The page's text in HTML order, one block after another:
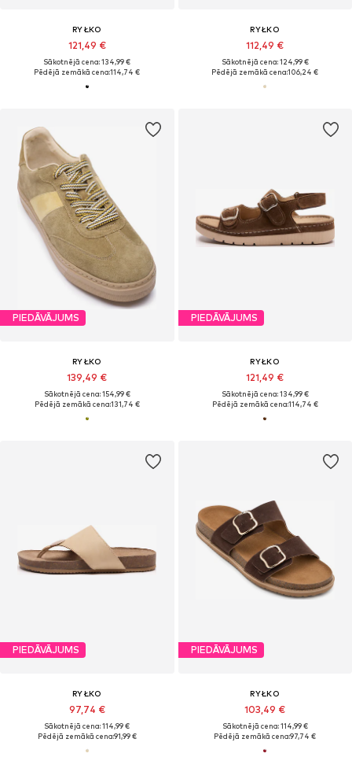
RYŁKO
121,49 €
Sākotnējā cena: 134,99 €
Pēdējā zemākā cena:114,74 €
RYŁKO
112,49 €
Sākotnējā cena: 124,99 €
Pēdējā zemākā cena:106,24 €
PIEDĀVĀJUMS
RYŁKO
139,49 €
Sākotnējā cena: 154,99 €
Pēdējā zemākā cena:131,74 €
PIEDĀVĀJUMS
RYŁKO
121,49 €
Sākotnējā cena: 134,99 €
Pēdējā zemākā cena:114,74 €
PIEDĀVĀJUMS
RYŁKO
97,74 €
Sākotnējā cena: 114,99 €
Pēdējā zemākā cena:91,99 €
PIEDĀVĀJUMS
RYŁKO
103,49 €
Sākotnējā cena: 114,99 €
Pēdējā zemākā cena:97,74 €